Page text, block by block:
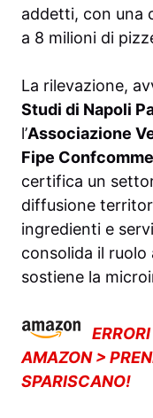
addetti, con una
a 8 milioni di
La rilevazione,
Studi di Napoli
l’Associazione
Fipe
certifica un
diffusione
ingredienti e
consolida il
sostiene la
AMAZON >
SPARISCANO!